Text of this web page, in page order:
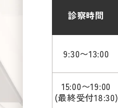
診察時間
9:30〜13:00
15:00〜19:00
(最終受付18:30)